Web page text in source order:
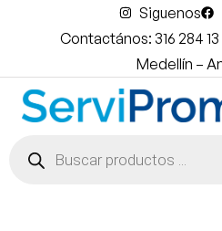
Siguenos
Contactános: 316 284
Medellín –